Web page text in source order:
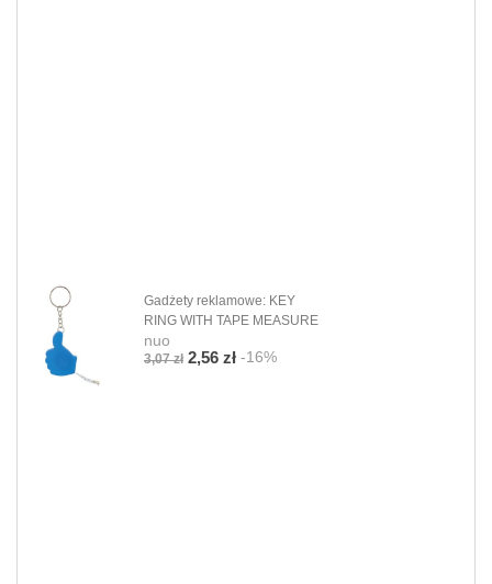
Gadżety reklamowe: KEY
RING WITH TAPE MEASURE
nuo
3,07 zł 2,56 zł -16%